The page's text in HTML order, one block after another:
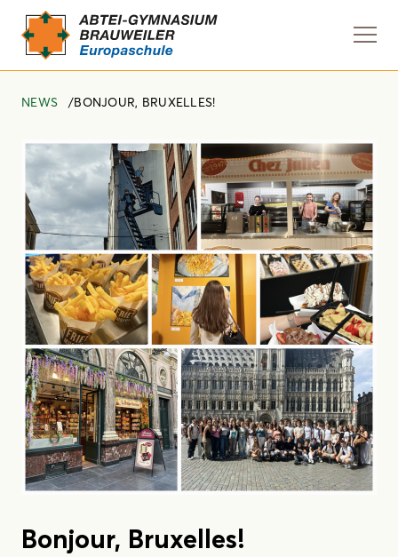
NEWS BONJOUR, BRUXELLES!
Bonjour, Bruxelles!